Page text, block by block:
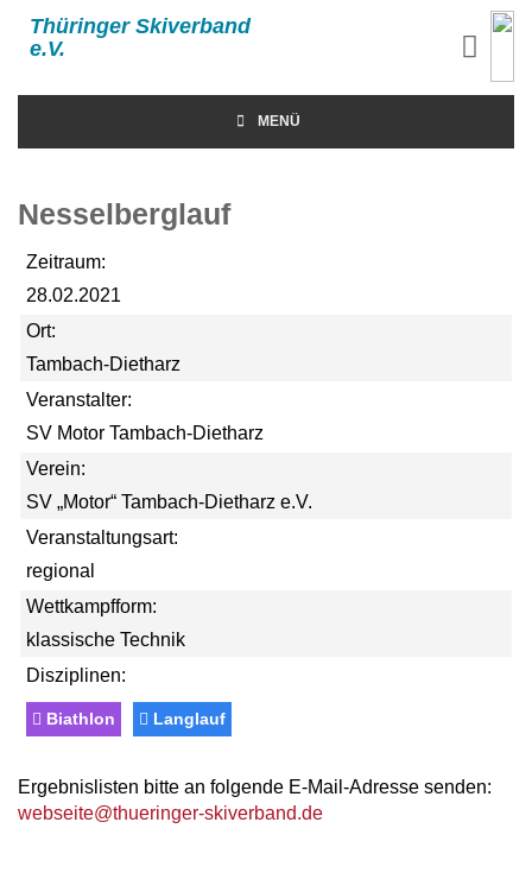
Thüringer Skiverband
e.V.
MENÜ
Nesselberglauf
Zeitraum:
28.02.2021
Ort:
Tambach-Dietharz
Veranstalter:
SV Motor Tambach-Dietharz
Verein:
SV „Motor“ Tambach-Dietharz e.V.
Veranstaltungsart:
regional
Wettkampfform:
klassische Technik
Disziplinen:
Biathlon Langlauf
Ergebnislisten bitte an folgende E-Mail-Adresse senden:
webseite@thueringer-skiverband.de